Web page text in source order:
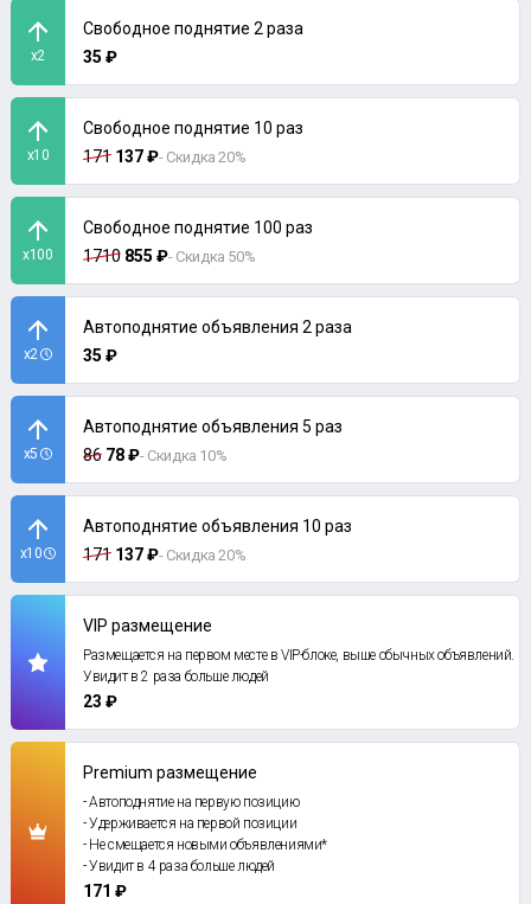
x2
Свободное поднятие 2 раза
35 ₽
x10
Свободное поднятие 10 раз
171 137 ₽- Скидка 20%
x100
Свободное поднятие 100 раз
1710 855 ₽- Скидка 50%
x2
Автоподнятие объявления 2 раза
35 ₽
x5
Автоподнятие объявления 5 раз
86 78 ₽- Скидка 10%
x10
Автоподнятие объявления 10 раз
171 137 ₽- Скидка 20%
VIP размещение
Размещается на первом месте в VIP-блоке, выше обычных объявлений.
Увидит в 2 раза больше людей
23 ₽
Premium размещение
- Автоподнятие на первую позицию
- Удерживается на первой позиции
- Не смещается новыми объявлениями*
- Увидит в 4 раза больше людей
171 ₽